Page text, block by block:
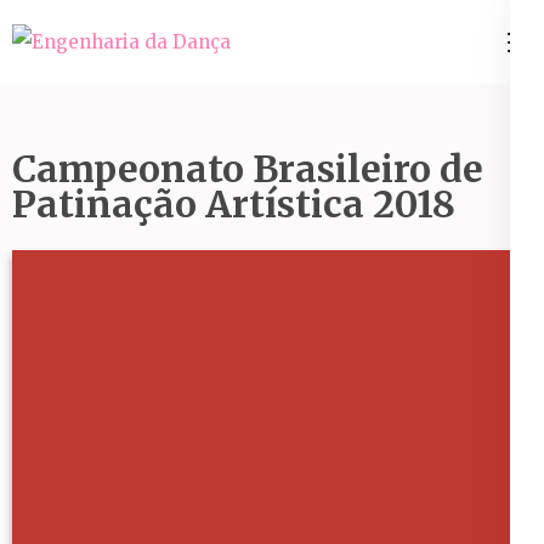
para
(Pressione
Enter)
Campeonato Brasileiro de
Patinação Artística 2018